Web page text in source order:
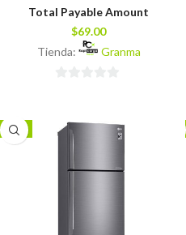
Total Payable Amount
$69.00
Tienda:
Granma
-2%